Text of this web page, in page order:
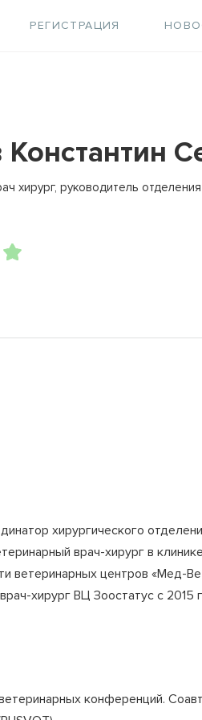
РЕГИСТРАЦИЯ
Константин
хирург, руководитель отделения
хирургического
врач-хирург в
ветеринарных центров «Мед-
хирург ВЦ Зоостатус с 2015
конференций.